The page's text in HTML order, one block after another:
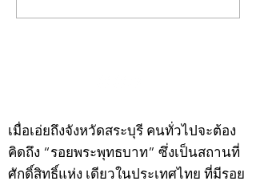
พระ"ประจำพุธที่ 29
เมื่อเอ่ยถึงจังหวัดสระบุรี คนทั่วไปจะต้อง
คิดถึง “รอยพระพุทธบาท” ซึ่งเป็นสถานที่
ศักดิ์สิทธิ์แห่ง เดียวในประเทศไทย ที่มีรอย